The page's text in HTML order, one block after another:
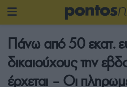
Πάνω από 50 εκατ.
δικαιούχους την
έρχεται – Οι